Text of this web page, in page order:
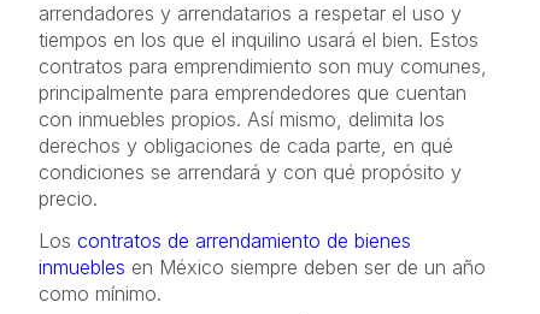
arrendadores y arrendatarios a respetar el uso y
tiempos en los que el inquilino usará el bien. Estos
contratos para emprendimiento son muy comunes,
principalmente para emprendedores que cuentan
con inmuebles propios. Así mismo, delimita los
derechos y obligaciones de cada parte, en qué
condiciones se arrendará y con qué propósito y
precio.
Los contratos de arrendamiento de bienes
inmuebles en México siempre deben ser de un año
como mínimo.